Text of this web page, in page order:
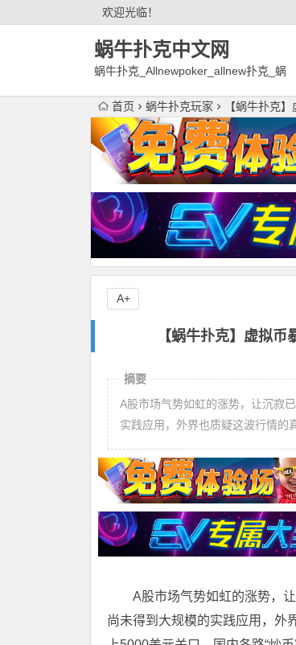
欢迎光临！
蜗牛扑克中文网
蜗牛扑克_Allnewpoker_allnew扑克_蜗
首页 蜗牛扑克玩家 【蜗牛扑克
【蜗牛扑克】虚拟
A+
摘要
A股市场气势如虹的涨势，让沉寂
实践应用，外界也质疑这波行情的
A股市场气势如虹的涨势，
尚未得到大规模的实践应用，外